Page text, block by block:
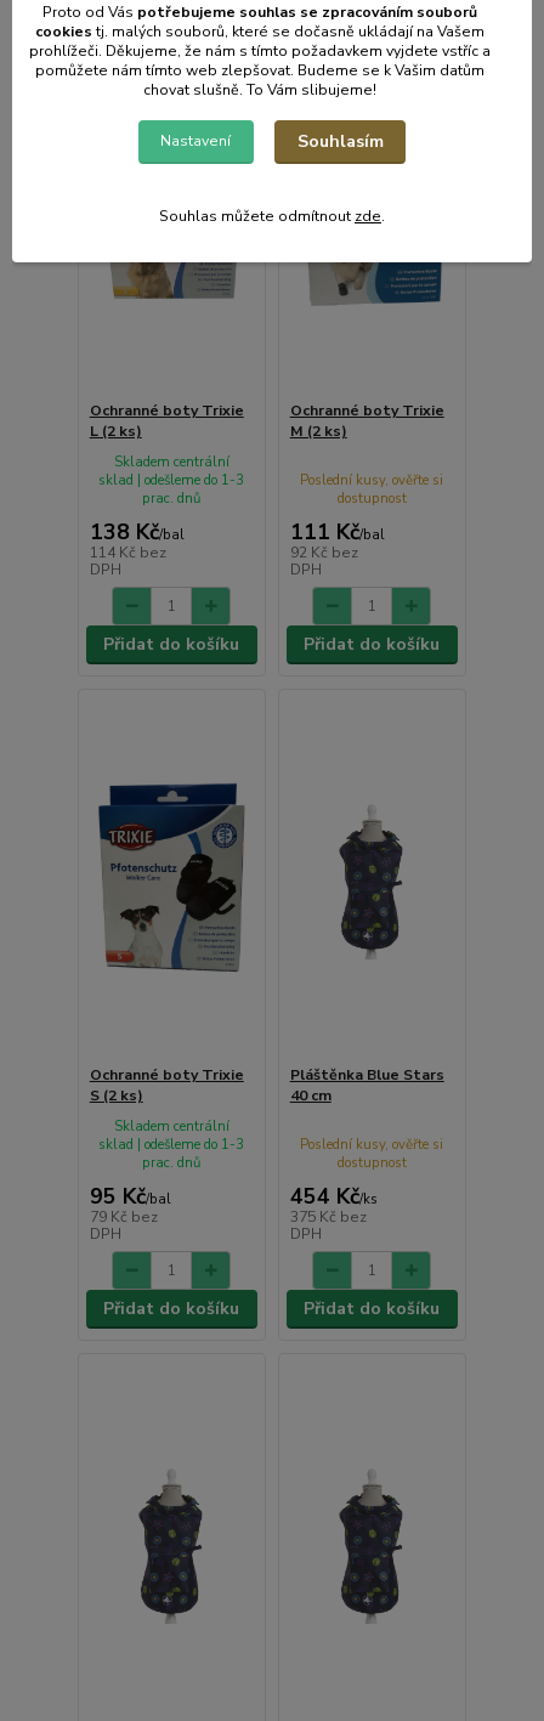
Ochranné boty Trixie
L (2 ks)
138 Kč/bal
114 Kč bez
DPH
Skladem centrální
sklad | odešleme do 1-3
prac. dnů
Přidat do košíku
Ochranné boty Trixie
M (2 ks)
111 Kč/bal
92 Kč bez
DPH
Poslední kusy, ověřte si
dostupnost
Přidat do košíku
Ochranné boty Trixie
S (2 ks)
95 Kč/bal
79 Kč bez
DPH
Skladem centrální
sklad | odešleme do 1-3
prac. dnů
Přidat do košíku
Pláštěnka Blue Stars
40 cm
454 Kč/ks
375 Kč bez
DPH
Poslední kusy, ověřte si
dostupnost
Přidat do košíku
Proto od Vás potřebujeme souhlas se zpracováním souborů
cookiestj. malých souborů, které se dočasně ukládají na Vašem
prohlížeči. Děkujeme, že nám s tímto požadavkem vyjdete vstříc a
pomůžete nám tímto web zlepšovat. Budeme se k Vašim datům
chovat slušně. To Vám slibujeme!
Nastavení Souhlasím
Souhlas můžete odmítnout zde.